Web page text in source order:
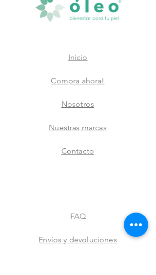
Inicio
Compra ahora!
Nosotros
Nuestras marcas
Contacto
FAQ
Envíos y devoluciones